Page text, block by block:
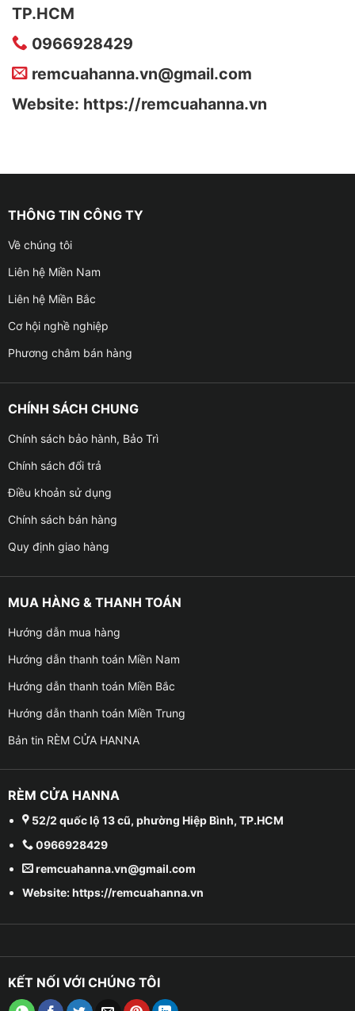
TP.HCM
0966928429
remcuahanna.vn@gmail.com
Website: https://remcuahanna.vn
THÔNG TIN CÔNG TY
Về chúng tôi
Liên hệ Miền Nam
Liên hệ Miền Bắc
Cơ hội nghề nghiệp
Phương châm bán hàng
CHÍNH SÁCH CHUNG
Chính sách bảo hành, Bảo Trì
Chính sách đổi trả
Điều khoản sử dụng
Chính sách bán hàng
Quy định giao hàng
MUA HÀNG & THANH TOÁN
Hướng dẫn mua hàng
Hướng dẫn thanh toán Miền Nam
Hướng dẫn thanh toán Miền Bắc
Hướng dẫn thanh toán Miền Trung
Bản tin RÈM CỬA HANNA
RÈM CỬA HANNA
52/2 quốc lộ 13 cũ, phường Hiệp Bình, TP.HCM
0966928429
remcuahanna.vn@gmail.com
Website: https://remcuahanna.vn
KẾT NỐI VỚI CHÚNG TÔI